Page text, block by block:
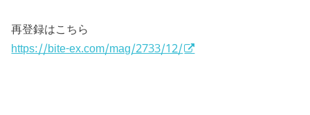
再登録はこちら
https://bite-ex.com/mag/2733/12/